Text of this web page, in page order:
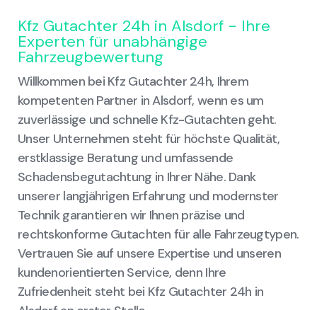
Kfz Gutachter 24h in Alsdorf - Ihre
Experten für unabhängige
Fahrzeugbewertung
Willkommen bei Kfz Gutachter 24h, Ihrem
kompetenten Partner in Alsdorf, wenn es um
zuverlässige und schnelle Kfz-Gutachten geht.
Unser Unternehmen steht für höchste Qualität,
erstklassige Beratung und umfassende
Schadensbegutachtung in Ihrer Nähe. Dank
unserer langjährigen Erfahrung und modernster
Technik garantieren wir Ihnen präzise und
rechtskonforme Gutachten für alle Fahrzeugtypen.
Vertrauen Sie auf unsere Expertise und unseren
kundenorientierten Service, denn Ihre
Zufriedenheit steht bei Kfz Gutachter 24h in